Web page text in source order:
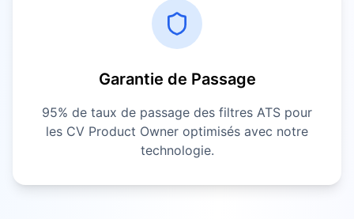
Garantie de Passage
95% de taux de passage des filtres ATS pour
les CV Product Owner optimisés avec notre
technologie.